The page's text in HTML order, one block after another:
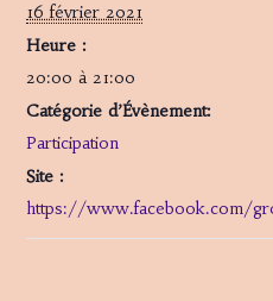
16 février 2021
Heure :
20:00 à 21:00
Catégorie d’Évènement:
Participation
Site :
https://www.facebook.com/